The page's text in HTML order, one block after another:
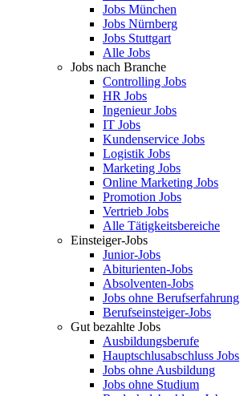
Jobs München
Jobs Nürnberg
Jobs Stuttgart
Alle Jobs
Jobs nach Branche
Controlling Jobs
HR Jobs
Ingenieur Jobs
IT Jobs
Kundenservice Jobs
Logistik Jobs
Marketing Jobs
Online Marketing Jobs
Promotion Jobs
Vertrieb Jobs
Alle Tätigkeitsbereiche
Einsteiger-Jobs
Junior-Jobs
Abiturienten-Jobs
Absolventen-Jobs
Jobs ohne Berufserfahrung
Berufseinsteiger-Jobs
Gut bezahlte Jobs
Ausbildungsberufe
Hauptschlusabschluss Jobs
Jobs ohne Ausbildung
Jobs ohne Studium